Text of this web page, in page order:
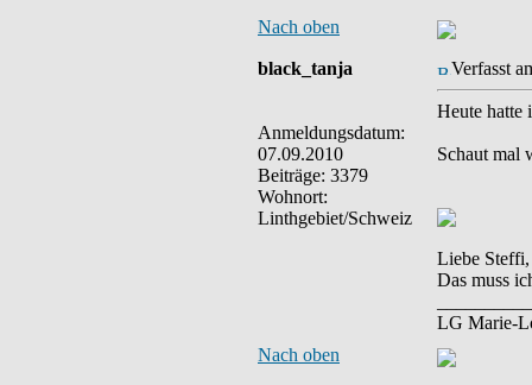
Nach oben
black_tanja
Anmeldungsdatum:
07.09.2010
Beiträge: 3379
Wohnort:
Linthgebiet/Schweiz
Verfasst
Heute hatte
Schaut mal
Liebe
Das muss
LG Marie-
Nach oben